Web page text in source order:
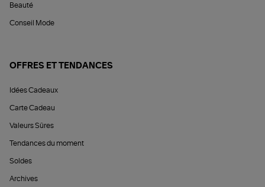
Beauté
Conseil Mode
OFFRES ET TENDANCES
Idées Cadeaux
Carte Cadeau
Valeurs Sûres
Tendances du moment
Soldes
Archives